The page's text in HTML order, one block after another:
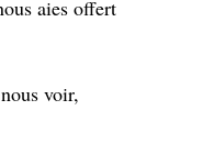
aies offert
voir,